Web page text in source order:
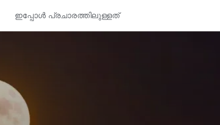
ഇപ്പോൾ പ്രചാരത്തിലുള്ളത്